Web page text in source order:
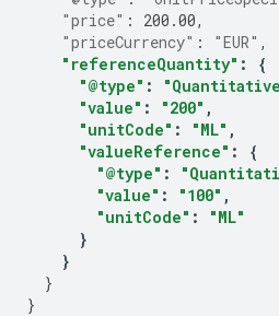
"price" : 200.00,
"priceCurrency" : "EUR" ,
"referenceQuantity" :
{
"@type" :
"value" : "200" ,
"unitCode" : "ML" ,
"valueReference" :
{
"@type" :
"value" : "100" ,
"unitCode" :
"ML"
}
}
}
}